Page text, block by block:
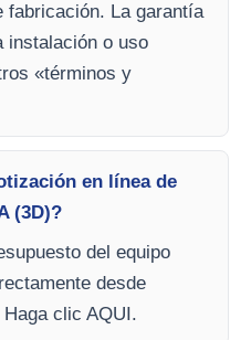
fabricación. La garantía
instalación o uso
«términos y
en línea de
(3D)?
del equipo
desde
clic AQUI.